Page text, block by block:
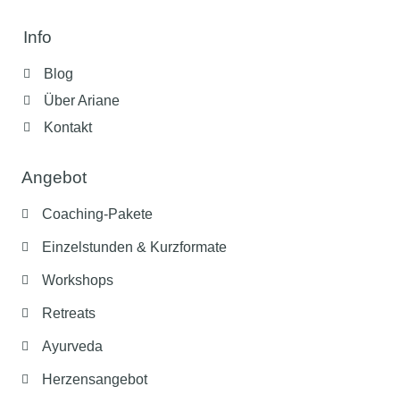
Info
Blog
Über Ariane
Kontakt
Angebot
Coaching-Pakete
Einzelstunden & Kurzformate
Workshops
Retreats
Ayurveda
Herzensangebot